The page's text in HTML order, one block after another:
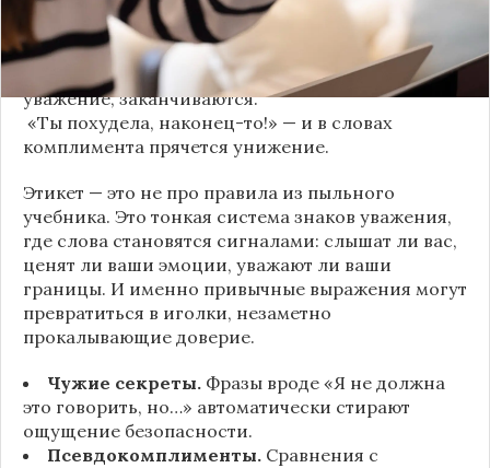
дней вашу историю пересказывает другой
человек.
«Хватит ныть» — и разговор, а вместе с ним
уважение, заканчиваются.
«Ты похудела, наконец-то!» — и в словах
комплимента прячется унижение.
Этикет — это не про правила из пыльного
учебника. Это тонкая система знаков уважения,
где слова становятся сигналами: слышат ли вас,
ценят ли ваши эмоции, уважают ли ваши
границы. И именно привычные выражения могут
превратиться в иголки, незаметно
прокалывающие доверие.
Чужие секреты. Фразы вроде «Я не должна
это говорить, но…» автоматически стирают
ощущение безопасности.
Псевдокомплименты. Сравнения с